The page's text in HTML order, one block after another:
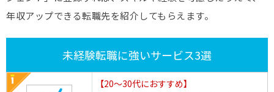
年収アップできる転職先を紹介してもらえます。
未経験転職に強いサービス3選
【20～30代におすすめ】